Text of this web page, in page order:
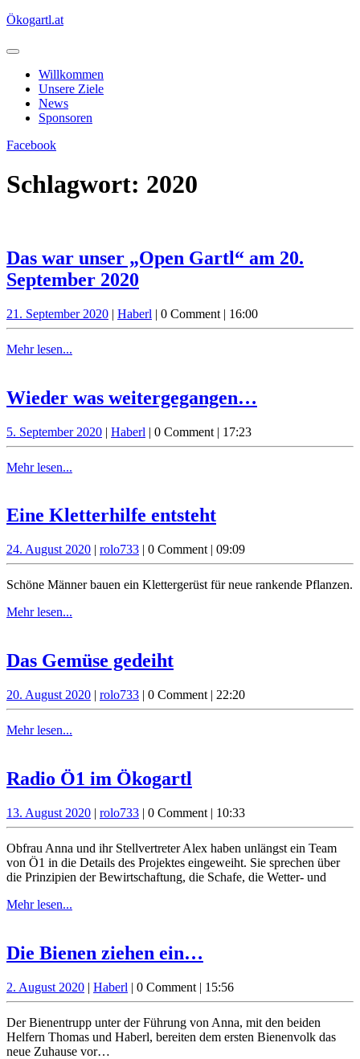
Skip
content
Ökogartl.at
Open
ButtonWillkommen
Unsere Ziele
News
Sponsoren
Close
FacebookGet
Schlagwort: 2020
Das war unser „Open Gartl“ am 20.
September 2020
unser
20.
September
2020
21. September 202021.
September
| Haberl Haberl
| 0 Comment | 16:00
Mehr lesen...
Wieder was weitergegangen…
5. September 20205.
September
| Haberl Haberl
| 0 Comment | 17:23
Mehr lesen...
Eine Kletterhilfe entstehtEine
entsteht
24. August 202024.
August
2020
| rolo733rolo733
| 0 Comment | 09:09
Schöne Männer bauen ein Klettergerüst für neue rankende Pflanzen.
Mehr lesen...
Das Gemüse gedeihtDas
gedeiht
20. August 202020.
August
| rolo733rolo733
| 0 Comment | 22:20
Mehr lesen...
Radio Ö1 im Ökogartl
im
Ökogartl
13. August 202013.
August
2020
| rolo733rolo733
| 0 Comment | 10:33
Obfrau Anna und ihr Stellvertreter Alex haben unlängst ein Team
von Ö1 in die Details des Projektes eingeweiht. Sie sprechen über
die Prinzipien der Bewirtschaftung, die Schafe, die Wetter- und
Mehr lesen...
Die Bienen ziehen ein…
ziehen
ein…
2. August 20202.
August
| Haberl Haberl
| 0 Comment | 15:56
Der Bienentrupp unter der Führung von Anna, mit den beiden
Helfern Thomas und Haberl, bereiten dem ersten Bienenvolk das
neue Zuhause vor…